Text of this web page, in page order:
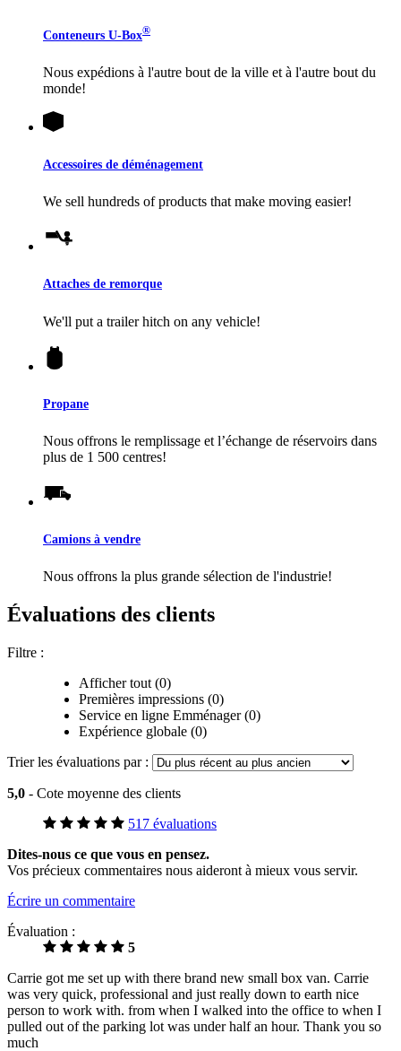
Conteneurs U-Box®
Nous expédions à l'autre bout de la ville et à l'autre bout du
monde!
Accessoires de déménagement
We sell hundreds of products that make moving easier!
Attaches de remorque
We'll put a trailer hitch on any vehicle!
Propane
Nous offrons le remplissage et l’échange de réservoirs dans
plus de 1 500 centres!
Camions à vendre
Nous offrons la plus grande sélection de l'industrie!
Évaluations des clients
Filtre :
Afficher tout (0)
Premières impressions (0)
Service en ligne Emménager (0)
Expérience globale (0)
Trier les évaluations par :
5,0 - Cote moyenne des clients
517 évaluations
Dites-nous ce que vous en pensez.
Vos précieux commentaires nous aideront à mieux vous servir.
Écrire un commentaire
Évaluation :
5
Carrie got me set up with there brand new small box van. Carrie
was very quick, professional and just really down to earth nice
person to work with. from when I walked into the office to when I
pulled out of the parking lot was under half an hour. Thank you so
much